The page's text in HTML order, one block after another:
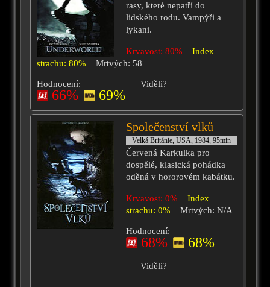
rasy, které nepatří do
lidského rodu. Vampýři a
lykani.
Krvavost: 80%
Index
strachu: 80%
Mrtvých: 58
Hodnocení:
66% 69%
Viděli?
Společenství vlků
Velká Británie, USA, 1984, 95min
Červená Karkulka pro
dospělé, klasická pohádka
oděná v hororovém kabátku.
Krvavost: 0%
Index
strachu: 0%
Mrtvých: N/A
Hodnocení:
68% 68%
Viděli?